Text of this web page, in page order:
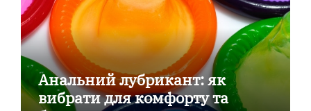
Анальний лубрикант: як
вибрати для комфорту та